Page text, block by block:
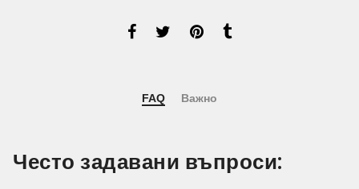
FAQ Важно
Често задавани въпроси: